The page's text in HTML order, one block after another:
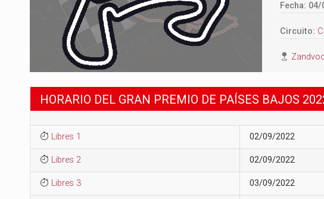
Fecha:
Circuito:
HORARIO DEL GRAN PREMIO DE PAÍSES BAJOS
Libres 1 02/09/2022
Libres 2 02/09/2022
Libres 3 03/09/2022